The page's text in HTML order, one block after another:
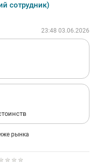
сотрудник)
23:48 03.06.2026
рынка